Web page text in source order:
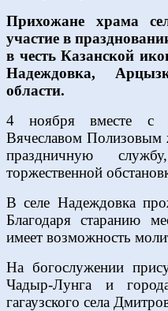
Прихожане храма
участие в
в честь Казанской
Надеждовка,
области.
4 ноября вместе с
Вячеславом Полизовым
праздничную
торжественной
В селе Надеждовка
Благодаря старанию
имеет возможность
На богослужении
Чадыр-Лунга и
гагаузского села